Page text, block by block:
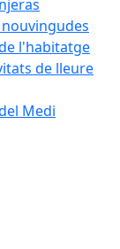
l'habitatge
de lleure
Medi